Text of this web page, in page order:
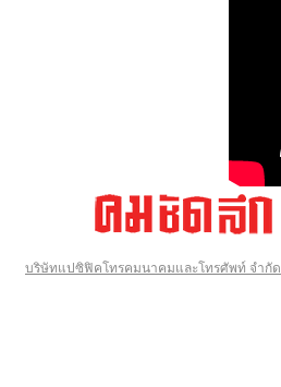
บริษัทแปซิฟิคโทรคมนาคมและโทรศัพท์ จำกัด